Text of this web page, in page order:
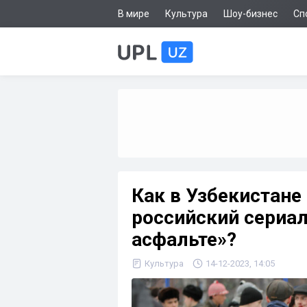
В мире Культура Шоу-бизнес
Как в
российский
асфальте»?
Культура 14-12-2023, 14:05